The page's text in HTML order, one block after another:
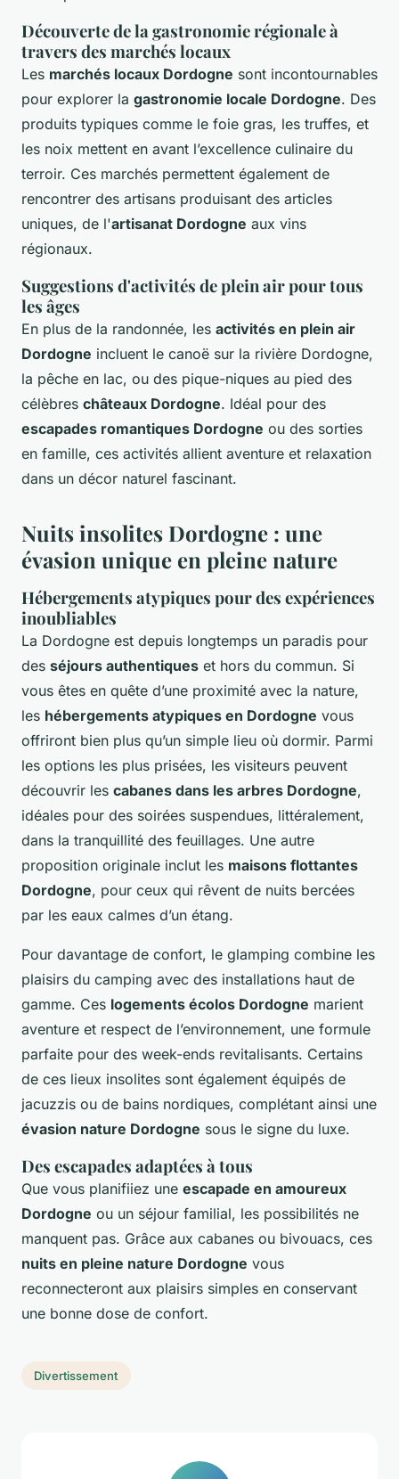
Découverte de la gastronomie régionale à
travers des marchés locaux
Les marchés locaux Dordogne sont incontournables
pour explorer la gastronomie locale Dordogne. Des
produits typiques comme le foie gras, les truffes, et
les noix mettent en avant l’excellence culinaire du
terroir. Ces marchés permettent également de
rencontrer des artisans produisant des articles
uniques, de l'artisanat Dordogne aux vins
régionaux.
Suggestions d'activités de plein air pour tous
les âges
En plus de la randonnée, les activités en plein air
Dordogne incluent le canoë sur la rivière Dordogne,
la pêche en lac, ou des pique-niques au pied des
célèbres châteaux Dordogne. Idéal pour des
escapades romantiques Dordogne ou des sorties
en famille, ces activités allient aventure et relaxation
dans un décor naturel fascinant.
Nuits insolites Dordogne : une
évasion unique en pleine nature
Hébergements atypiques pour des expériences
inoubliables
La Dordogne est depuis longtemps un paradis pour
des séjours authentiques et hors du commun. Si
vous êtes en quête d’une proximité avec la nature,
les hébergements atypiques en Dordogne vous
offriront bien plus qu’un simple lieu où dormir. Parmi
les options les plus prisées, les visiteurs peuvent
découvrir les cabanes dans les arbres Dordogne,
idéales pour des soirées suspendues, littéralement,
dans la tranquillité des feuillages. Une autre
proposition originale inclut les maisons flottantes
Dordogne, pour ceux qui rêvent de nuits bercées
par les eaux calmes d’un étang.
Pour davantage de confort, le glamping combine les
plaisirs du camping avec des installations haut de
gamme. Ces logements écolos Dordogne marient
aventure et respect de l’environnement, une formule
parfaite pour des week-ends revitalisants. Certains
de ces lieux insolites sont également équipés de
jacuzzis ou de bains nordiques, complétant ainsi une
évasion nature Dordogne sous le signe du luxe.
Des escapades adaptées à tous
Que vous planifiiez une escapade en amoureux
Dordogne ou un séjour familial, les possibilités ne
manquent pas. Grâce aux cabanes ou bivouacs, ces
nuits en pleine nature Dordogne vous
reconnecteront aux plaisirs simples en conservant
une bonne dose de confort.
Divertissement